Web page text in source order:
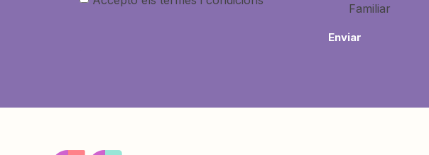
Familiar
Enviar